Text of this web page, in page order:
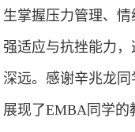
生掌握压力管理、
强适应与抗挫能力
深远。感谢辛兆龙同
展现了EMBA同学的